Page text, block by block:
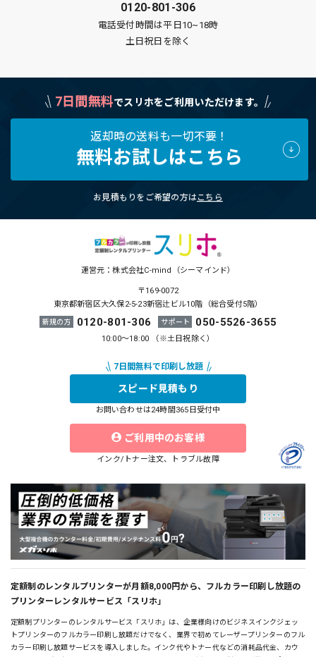
0120-801-306
電話受付時間は平日10~18時
土日祝日を除く
7日間無料でスリホをご利用いただけます。
返却時の送料も一切不要！
無料お試しはこちら
お見積もりをご希望の方はこちら
運営元：株式会社C-mind（シーマインド）
〒169-0072
東京都新宿区大久保2-5-23新宿辻ビル10階（総合受付5階）
新規の方 0120-801-306 サポート 050-5526-3655
10:00～18:00 （※土日祝除く）
スピード見積もり
お問い合わせは24時間365日受付中
ご利用中のお客様
インク/トナー注文、トラブル故障
定額制のレンタルプリンターが月額8,000円から、フルカラー印刷し放題の
プリンターレンタルサービス「スリホ」
定額制プリンターのレンタルサービス「スリホ」は、企業様向けのビジネスインクジェッ
トプリンターのフルカラー印刷し放題だけでなく、業界で初めてレーザープリンターのフル
カラー印刷し放題サービスを導入しました。インク代やトナー代などの消耗品代金、カウ